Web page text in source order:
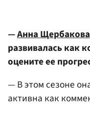
—Анна Щербакова
развивалась как
оцените ее
— В этом сезоне
активна как